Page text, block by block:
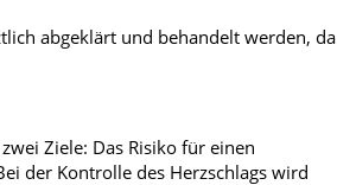
abgeklärt und behandelt werden, da
Ziele: Das Risiko für einen
der Kontrolle des Herzschlags wird